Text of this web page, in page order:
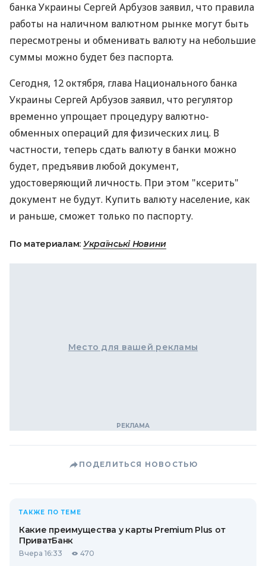
банка Украины Сергей Арбузов заявил, что правила
работы на наличном валютном рынке могут быть
пересмотрены и обменивать валюту на небольшие
суммы можно будет без паспорта.
Сегодня, 12 октября, глава Национального банка
Украины Сергей Арбузов заявил, что регулятор
временно упрощает процедуру валютно-
обменных операций для физических лиц. В
частности, теперь сдать валюту в банки можно
будет, предъявив любой документ,
удостоверяющий личность. При этом "ксерить"
документ не будут. Купить валюту население, как
и раньше, сможет только по паспорту.
По материалам: Українські Новини
Место для вашей рекламы
ПОДЕЛИТЬСЯ НОВОСТЬЮ
ТАКЖЕ ПО ТЕМЕ
Какие преимущества у карты Premium Plus от
ПриватБанк
Вчера 16:33 470